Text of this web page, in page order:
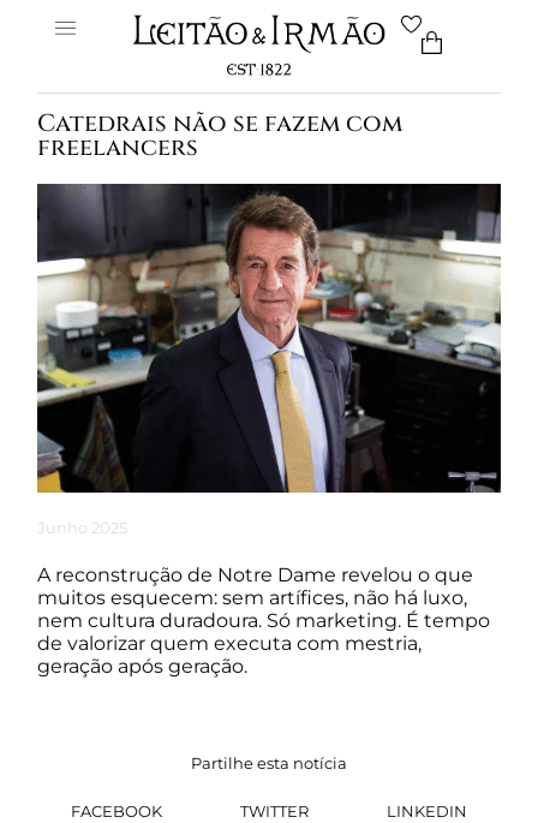
Catedrais não se fazem com
freelancers
Junho 2025
A reconstrução de Notre Dame revelou o que
muitos esquecem: sem artífices, não há luxo,
nem cultura duradoura. Só marketing. É tempo
de valorizar quem executa com mestria,
geração após geração.
Partilhe esta notícia
FACEBOOK TWITTER LINKEDIN